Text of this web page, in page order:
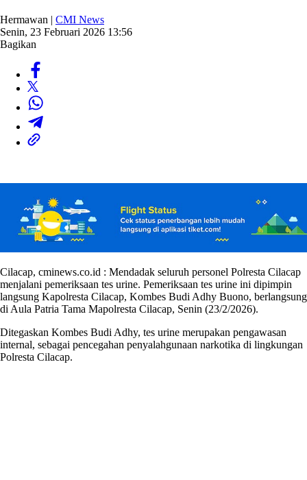
Hermawan | CMI News
Senin, 23 Februari 2026 13:56
Bagikan
Cilacap, cminews.co.id : Mendadak seluruh personel Polresta Cilacap
menjalani pemeriksaan tes urine. Pemeriksaan tes urine ini dipimpin
langsung Kapolresta Cilacap, Kombes Budi Adhy Buono, berlangsung
di Aula Patria Tama Mapolresta Cilacap, Senin (23/2/2026).
Ditegaskan Kombes Budi Adhy, tes urine merupakan pengawasan
internal, sebagai pencegahan penyalahgunaan narkotika di lingkungan
Polresta Cilacap.